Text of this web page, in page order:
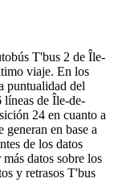
T'bus 2 de Île-
viaje. En los
puntualidad del
líneas de Île-de-
24 en cuanto a
generan en base a
de los datos
datos sobre los
y retrasos T'bus